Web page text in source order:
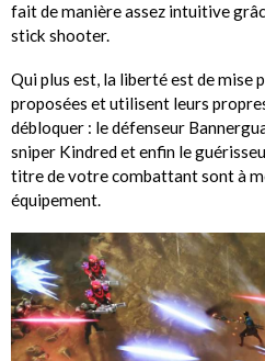
fait de manière assez intuitive
stick shooter.
Qui plus est, la liberté est de mise
proposées et utilisent leurs
débloquer : le défenseur
sniper Kindred et enfin le
titre de votre combattant sont à
équipement.